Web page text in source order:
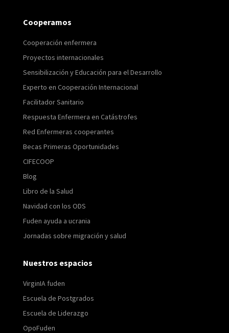
Cooperamos
Cooperación enfermera
Proyectos internacionales
Sensibilización y Educación para el Desarrollo
Experto en Cooperación Internacional
Facilitador Sanitario
Respuesta Enfermera en Catástrofes
Red Enfermeras cooperantes
Becas Primeras Oportunidades
CIFECOOP
Blog
Libro de la Salud
Navidad con los ODS
Fuden ayuda a ucrania
Jornadas sobre migración y salud
Nuestros espacios
VirginIA fuden
Escuela de Postgrados
Escuela de Liderazgo
OpoFuden